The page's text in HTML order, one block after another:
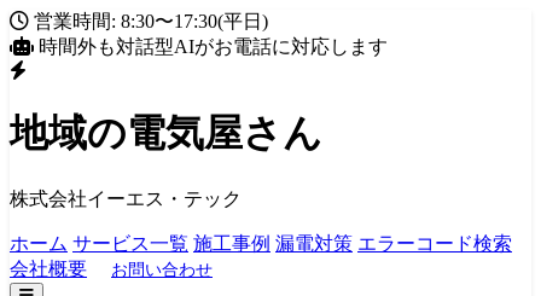
営業時間: 8:30〜17:30(平日)
時間外も対話型AIがお電話に対応します
地域の電気屋さん
株式会社イーエス・テック
ホーム サービス一覧 施工事例 漏電対策 エラーコード検索
会社概要
お問い合わせ